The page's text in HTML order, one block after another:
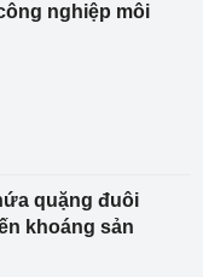
nghiệp môi
quặng đuôi
khoáng sản